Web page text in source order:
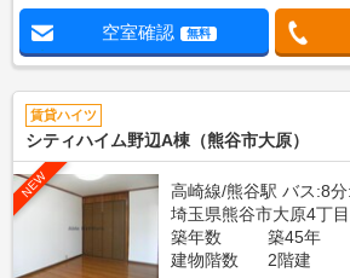
空室確認 無料
賃貸ハイツ
シティハイム野辺A棟（熊谷市大原）
NEW
高崎線/熊谷駅 バス:8
埼玉県熊谷市大原4丁目
築年数
築45年
建物階数
2階建